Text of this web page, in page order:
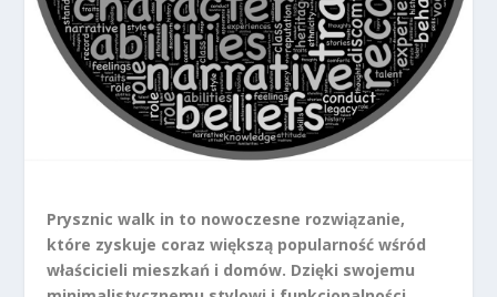
Prysznic walk in to nowoczesne rozwiązanie,
które zyskuje coraz większą popularność wśród
właścicieli mieszkań i domów. Dzięki swojemu